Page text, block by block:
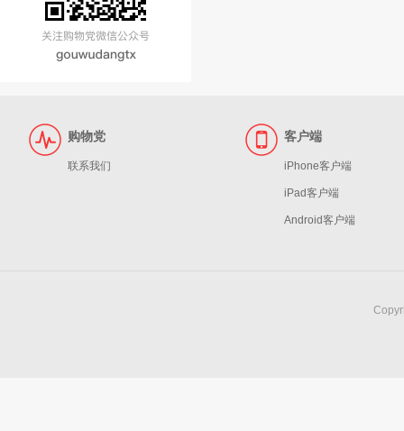
购物党
联系我们
客户端
iPhone客户端
iPad客户端
Android客户端